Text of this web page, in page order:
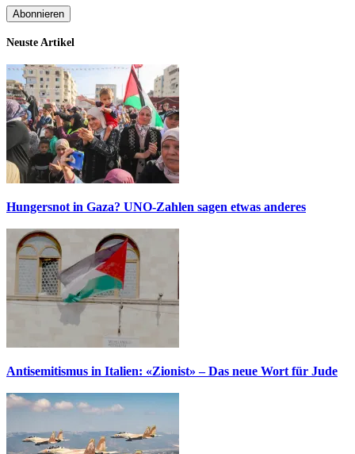
Neuste Artikel
Hungersnot in Gaza? UNO-Zahlen sagen etwas anderes
Antisemitismus in Italien: «Zionist» – Das neue Wort für Jude